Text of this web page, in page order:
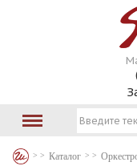
Каталог